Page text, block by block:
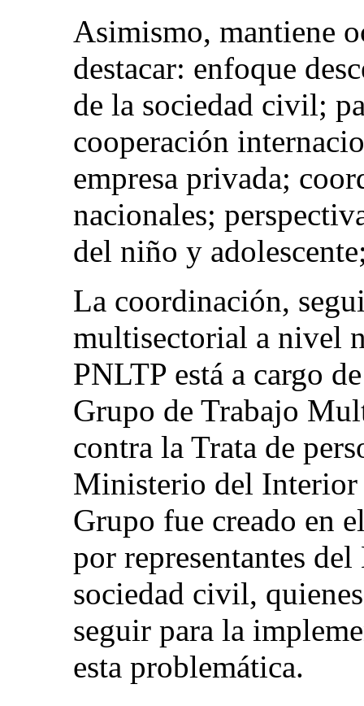
Asimismo, mantiene
destacar: enfoque
de la sociedad civil;
cooperación
empresa privada;
nacionales;
del niño y
La coordinación,
multisectorial a nivel
PNLTP está a cargo
Grupo de Trabajo
contra la Trata de
Ministerio del
Grupo fue creado en
por representantes
sociedad civil,
seguir para la
esta problemática.